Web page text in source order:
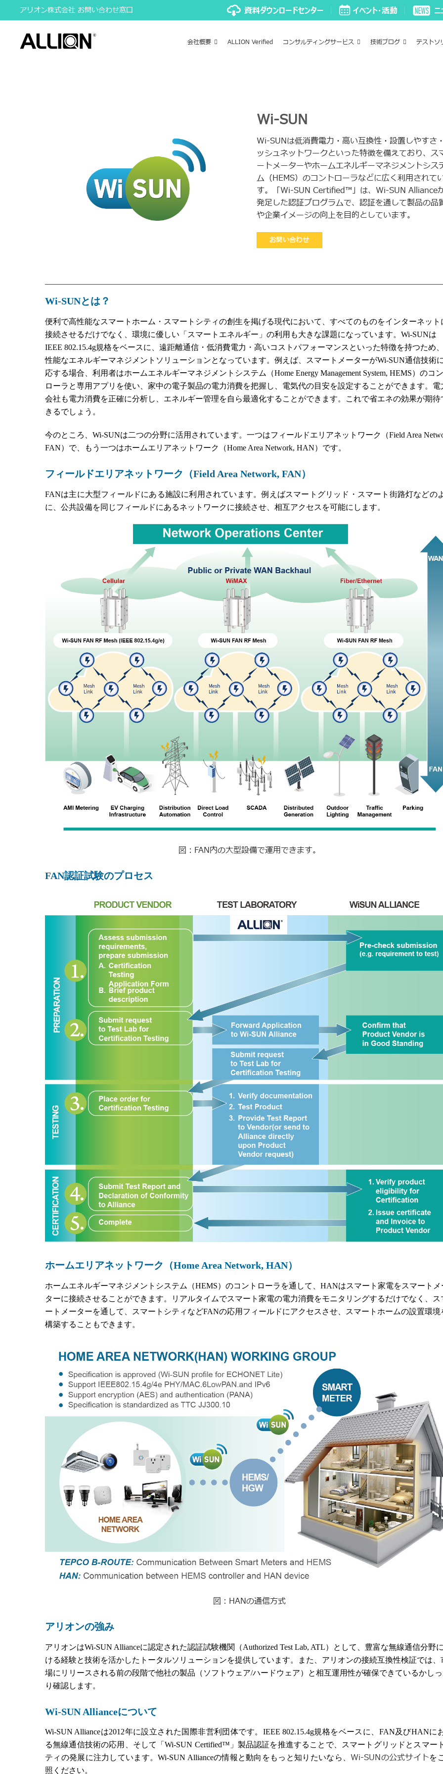
to
content
アリオン株式会社 お問い合わせ窓口
会社概要 ALLION Verified コンサルティングサービス 技術ブログ テストソ
Wi-SUN
Wi-SUNは低消費電力・高い互換性・設置しやすさ
ッシュネットワークといった特徴を備えており、ス
ートメーターやホームエネルギーマネジメントシス
ム（HEMS）のコントローラなどに広く利用されて
す。「Wi-SUN Certified™」は、Wi-SUN Alliance
発足した認証プログラムで、認証を通して製品の品
や企業イメージの向上を目的としています。
お問い合わせ
Wi-SUNとは？
便利で高性能なスマートホーム・スマートシティの創生を掲げる現代において、すべてのものをインターネット
接続させるだけでなく、環境に優しい「スマートエネルギー」の利用も大きな課題になっています。Wi-SUNは
IEEE 802.15.4g規格をベースに、遠距離通信・低消費電力・高いコストパフォーマンスといった特徴を持つため
性能なエネルギーマネジメントソリューションとなっています。例えば、スマートメーターがWi-SUN通信技術
応する場合、利用者はホームエネルギーマネジメントシステム（Home Energy Management System, HEMS）のコ
ローラと専用アプリを使い、家中の電子製品の電力消費を把握し、電気代の目安を設定することができます。電
会社も電力消費を正確に分析し、エネルギー管理を自ら最適化することができます。これで省エネの効果が期待
きるでしょう。
今のところ、Wi-SUNは二つの分野に活用されています。一つはフィールドエリアネットワーク（Field Area
FAN）で、もう一つはホームエリアネットワーク（Home Area Network, HAN）です。
フィールドエリアネットワーク（Field Area Network, FAN）
FANは主に大型フィールドにある施設に利用されています。例えばスマートグリッド・スマート街路灯などの
に、公共設備を同じフィールドにあるネットワークに接続させ、相互アクセスを可能にします。
図：FAN内の大型設備で運用できます。
FAN認証試験のプロセス
ホームエリアネットワーク（Home Area Network, HAN）
ホームエネルギーマネジメントシステム（HEMS）のコントローラを通して、HANはスマート家電をスマートメ
ターに接続させることができます。リアルタイムでスマート家電の電力消費をモニタリングするだけでなく、ス
ートメーターを通して、スマートシティなどFANの応用フィールドにアクセスさせ、スマートホームの設置環境
構築することもできます。
図：HANの通信方式
アリオンの強み
アリオンはWi-SUN Allianceに認定された認証試験機関（Authorized Test Lab, ATL）として、豊富な無線通信分野
ける経験と技術を活かしたトータルソリューションを提供しています。また、アリオンの接続互換性検証では、
場にリリースされる前の段階で他社の製品（ソフトウェア/ハードウェア）と相互運用性が確保できているかし
り確認します。
Wi-SUN Allianceについて
Wi-SUN Allianceは2012年に設立された国際非営利団体です。IEEE 802.15.4g規格をベースに、FAN及びHANに
る無線通信技術の応用、そして「Wi-SUN Certified™」製品認証を推進することで、スマートグリッドとスマー
ティの発展に注力しています。Wi-SUN Allianceの情報と動向をもっと知りたいなら、Wi-SUNの公式サイトを
照ください。